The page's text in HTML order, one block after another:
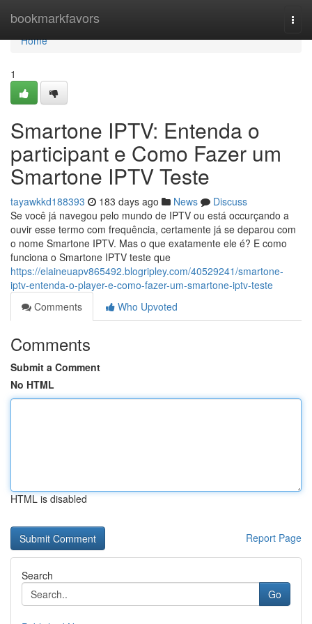
bookmarkfavors
Home
Home
1
Smartone IPTV: Entenda o
participant e Como Fazer um
Smartone IPTV Teste
tayawkkd188393 183 days ago News
Discuss
Se você já navegou pelo mundo de IPTV ou está occurçando a
ouvir esse termo com frequência, certamente já se deparou com
o nome Smartone IPTV. Mas o que exatamente ele é? E como
funciona o Smartone IPTV teste que
https://elaineuapv865492.blogripley.com/40529241/smartone-
iptv-entenda-o-player-e-como-fazer-um-smartone-iptv-teste
Comments
Who Upvoted
Comments
Submit a Comment
No HTML
HTML is disabled
Report Page
Search
Go